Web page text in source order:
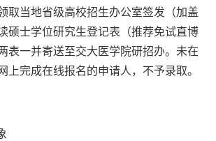
取当地省级高校招生办公室签发（加盖
硕士学位研究生登记表（推荐免试直博
表一并寄送至交大医学院研招办。未在
上完成在线报名的申请人，不予录取。